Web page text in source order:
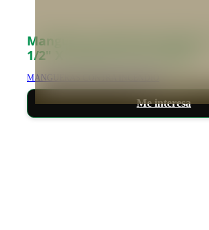
Manguera Industrial Sintética
1/2″ X 100 pies, PVC, 5ELEM
MANGUERAS CONTRA INCENDIO
Me interesa